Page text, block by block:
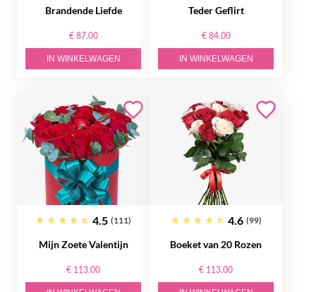
Brandende Liefde
€ 87.00
IN WINKELWAGEN
Teder Geflirt
€ 84.00
IN WINKELWAGEN
4.5 (111)
Mijn Zoete Valentijn
€ 113.00
4.6 (99)
Boeket van 20 Rozen
€ 113.00